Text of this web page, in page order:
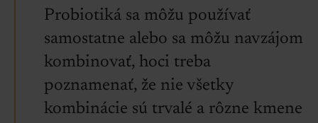
Probiotiká sa môžu používať
samostatne alebo sa môžu navzájom
kombinovať, hoci treba
poznamenať, že nie všetky
kombinácie sú trvalé a rôzne kmene